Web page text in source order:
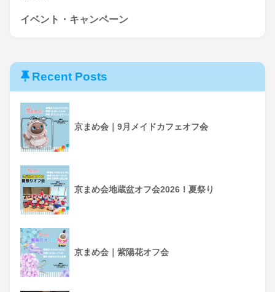
イベント・キャンペーン
Recent Posts
京まめ会｜9月メイドカフェオフ会
京まめ会地蔵盆オフ会2026！夏祭り
京まめ会｜紫陽花オフ会